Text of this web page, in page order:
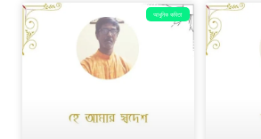
আধুনিক কবিতা